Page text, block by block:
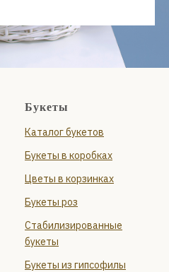
Букеты
Каталог букетов
Букеты в коробках
Цветы в корзинках
Букеты роз
Стабилизированные
букеты
Букеты из гипсофилы